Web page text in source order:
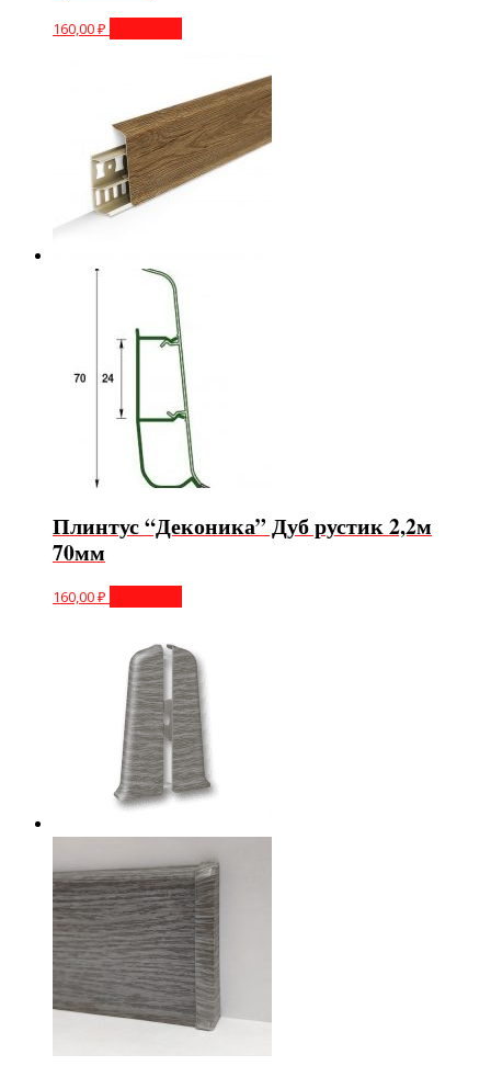
160,00₽
Плинтус “Деконика” Дуб рустик 2,2м
70мм
160,00₽